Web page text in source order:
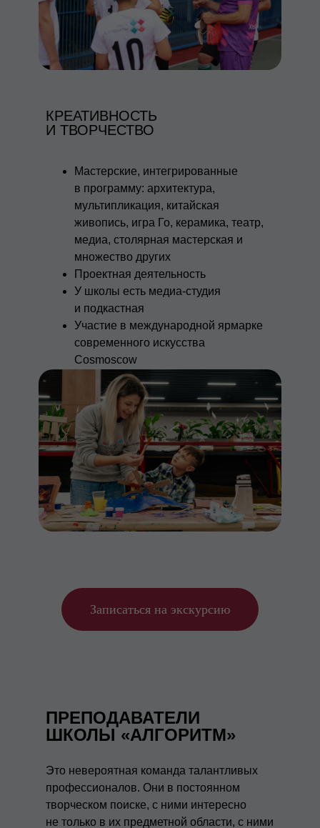
Мастерские, интегрированные
в программу: архитектура,
мультипликация, китайская
живопись, игра Го, керамика, театр,
медиа, столярная мастерская и
множество других
Проектная деятельность
У школы есть медиа-студия
и подкастная
Участие в международной ярмарке
современного искусства
Cosmoscow
КРЕАТИВНОСТЬ
И ТВОРЧЕСТВО
Записаться на экскурсию
Это невероятная команда талантливых
профессионалов. Они в постоянном
творческом поиске, с ними интересно
не только в их предметной области, с ними
ПРЕПОДАВАТЕЛИ
ШКОЛЫ «АЛГОРИТМ»